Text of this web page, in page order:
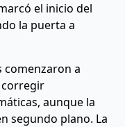
el inicio del
la puerta a
comenzaron a
aunque la
segundo plano. La